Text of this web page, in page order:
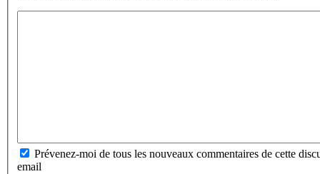
Prévenez-moi de tous les nouveaux commentaires de cette
email